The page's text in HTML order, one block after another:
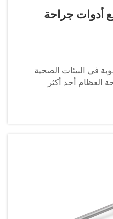
أدوات جراحة
في البيئات الصحية
العظام أحد أكثر
الطبية. يجب أن تفي
دقيقة للغاية...